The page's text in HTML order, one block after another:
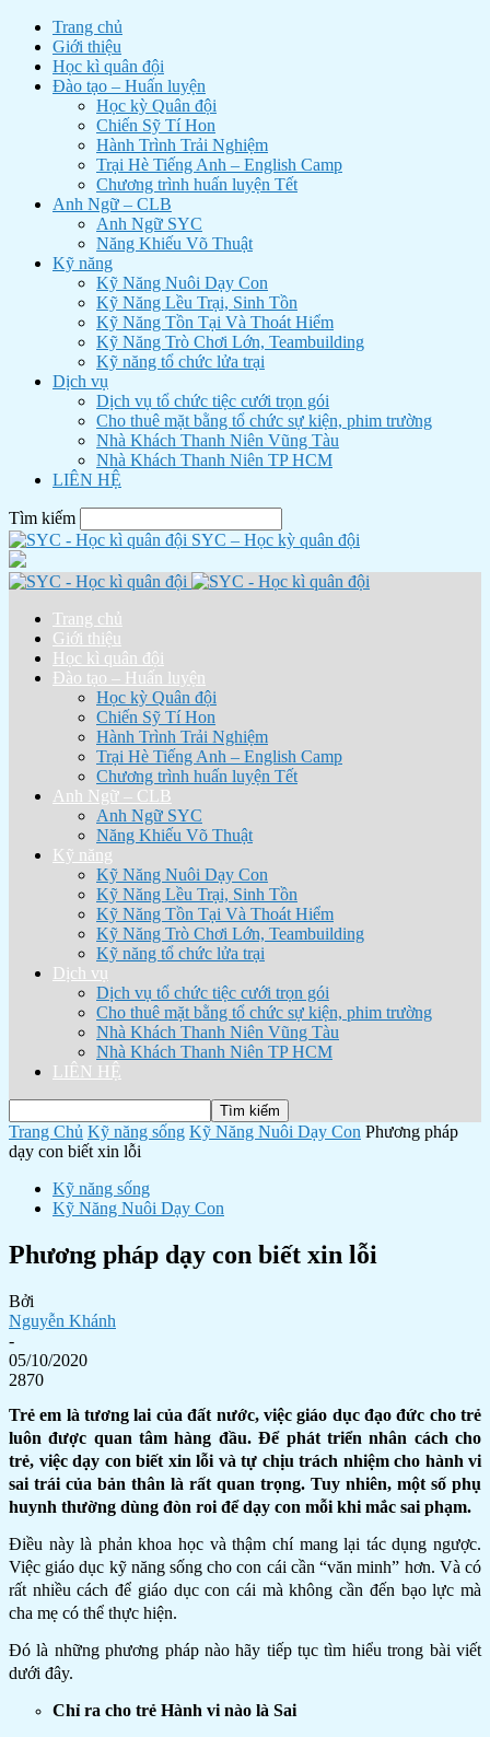
Trang chủ
Giới thiệu
Học kì quân đội
Đào tạo – Huấn luyện
Học kỳ Quân đội
Chiến Sỹ Tí Hon
Hành Trình Trải Nghiệm
Trại Hè Tiếng Anh – English Camp
Chương trình huấn luyện Tết
Anh Ngữ – CLB
Anh Ngữ SYC
Năng Khiếu Võ Thuật
Kỹ năng
Kỹ Năng Nuôi Dạy Con
Kỹ Năng Lều Trại, Sinh Tồn
Kỹ Năng Tồn Tại Và Thoát Hiểm
Kỹ Năng Trò Chơi Lớn, Teambuilding
Kỹ năng tổ chức lửa trại
Dịch vụ
Dịch vụ tổ chức tiệc cưới trọn gói
Cho thuê mặt bằng tổ chức sự kiện, phim trường
Nhà Khách Thanh Niên Vũng Tàu
Nhà Khách Thanh Niên TP HCM
LIÊN HỆ
Tìm kiếm
SYC – Học kỳ quân đội
Trang chủ
Giới thiệu
Học kì quân đội
Đào tạo – Huấn luyện
Học kỳ Quân đội
Chiến Sỹ Tí Hon
Hành Trình Trải Nghiệm
Trại Hè Tiếng Anh – English Camp
Chương trình huấn luyện Tết
Anh Ngữ – CLB
Anh Ngữ SYC
Năng Khiếu Võ Thuật
Kỹ năng
Kỹ Năng Nuôi Dạy Con
Kỹ Năng Lều Trại, Sinh Tồn
Kỹ Năng Tồn Tại Và Thoát Hiểm
Kỹ Năng Trò Chơi Lớn, Teambuilding
Kỹ năng tổ chức lửa trại
Dịch vụ
Dịch vụ tổ chức tiệc cưới trọn gói
Cho thuê mặt bằng tổ chức sự kiện, phim trường
Nhà Khách Thanh Niên Vũng Tàu
Nhà Khách Thanh Niên TP HCM
LIÊN HỆ
Trang Chủ Kỹ năng sống Kỹ Năng Nuôi Dạy Con Phương pháp
dạy con biết xin lỗi
Kỹ năng sống
Kỹ Năng Nuôi Dạy Con
Phương pháp dạy con biết xin lỗi
Bởi
Nguyễn Khánh
-
05/10/2020
2870
Trẻ em là tương lai của đất nước, việc giáo dục đạo đức cho trẻ
luôn được quan tâm hàng đầu. Để phát triển nhân cách cho
trẻ, việc dạy con biết xin lỗi và tự chịu trách nhiệm cho hành vi
sai trái của bản thân là rất quan trọng. Tuy nhiên, một số phụ
huynh thường dùng đòn roi để dạy con mỗi khi mắc sai phạm.
Điều này là phản khoa học và thậm chí mang lại tác dụng ngược.
Việc giáo dục kỹ năng sống cho con cái cần “văn minh” hơn. Và có
rất nhiều cách để giáo dục con cái mà không cần đến bạo lực mà
cha mẹ có thể thực hiện.
Đó là những phương pháp nào hãy tiếp tục tìm hiểu trong bài viết
dưới đây.
Chỉ ra cho trẻ Hành vi nào là Sai